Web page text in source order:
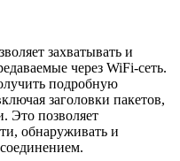
захватывать и
через WiFi-сеть.
подробную
заголовки пакетов,
Это позволяет
обнаруживать и